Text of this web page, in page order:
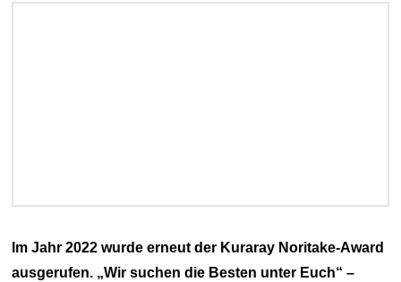
Im Jahr 2022 wurde erneut der Kuraray Noritake-Award
ausgerufen. „Wir suchen die Besten unter Euch“ –